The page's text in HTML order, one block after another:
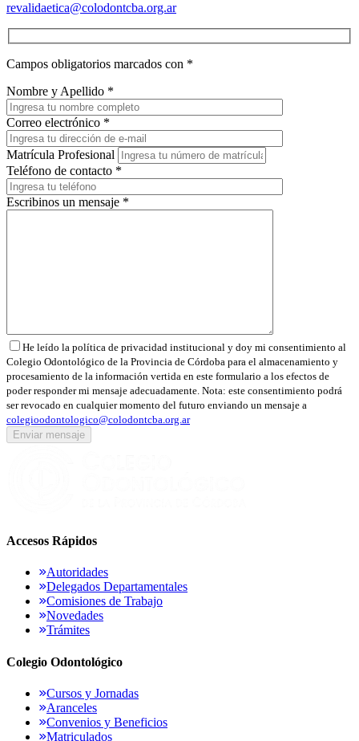
revalidaetica@colodontcba.org.ar
Campos obligatorios marcados con *
Nombre y Apellido *
Correo electrónico *
Matrícula Profesional
Teléfono de contacto *
Escribinos un mensaje *
He leído la política de privacidad institucional y doy mi consentimiento al
Colegio Odontológico de la Provincia de Córdoba para el almacenamiento y
procesamiento de la información vertida en este formulario a los efectos de
poder responder mi mensaje adecuadamente. Nota: este consentimiento podrá
ser revocado en cualquier momento del futuro enviando un mensaje a
colegioodontologico@colodontcba.org.ar
Enviar mensaje
Accesos Rápidos
Autoridades
Delegados Departamentales
Comisiones de Trabajo
Novedades
Trámites
Colegio Odontológico
Cursos y Jornadas
Aranceles
Convenios y Beneficios
Matriculados